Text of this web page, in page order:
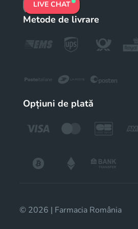
LIVE CHAT
Metode de livrare
Opțiuni de plată
© 2026 | Farmacia România